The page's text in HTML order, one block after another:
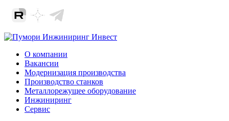
О компании
Вакансии
Модернизация производства
Производство станков
Металлорежущее оборудование
Инжиниринг
Сервис